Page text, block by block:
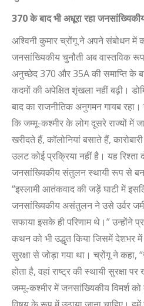
370के बाद भी अधूरा रहा
अश्विनी कुमार च्रोंगू ने अपने संबोधन में
जनसांख्यिकीय चुनौती अब वास्तविक
अनुच्छेद 370 और 35A की समाप्ति के
कदमों की अपेक्षित शृंखला नहीं बढ़ी।
बाद का राजनीतिक अनुगमन गायब
कि जम्मू-कश्मीर के लोग दूसरे राज्यों में
खरीदते हैं, कॉलोनियां बसाते हैं,
उलट कोई प्रक्रिया नहीं है। यह रिश्ता
जनसांख्यिकीय संतुलन स्थायी रूप से
“इस्लामी आतंकवाद की जड़ें घाटी में
जनसांख्यिकीय असंतुलन ने उसे उर्वर
सफाया इसके ही परिणाम थे।” उन्होंने
कथन को भी उद्धृत किया जिसमें देशभर
सुरक्षा से जोड़ा गया था। च्रोंगू ने
होता है, वहां राष्ट्र की स्थायी सुरक्षा
जम्मू-कश्मीर में जनसांख्यिकीय विमर्श